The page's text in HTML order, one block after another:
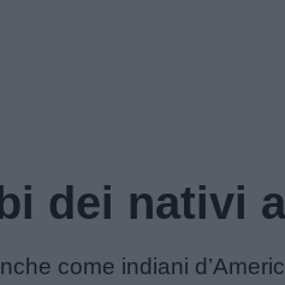
dei nativi
come indiani